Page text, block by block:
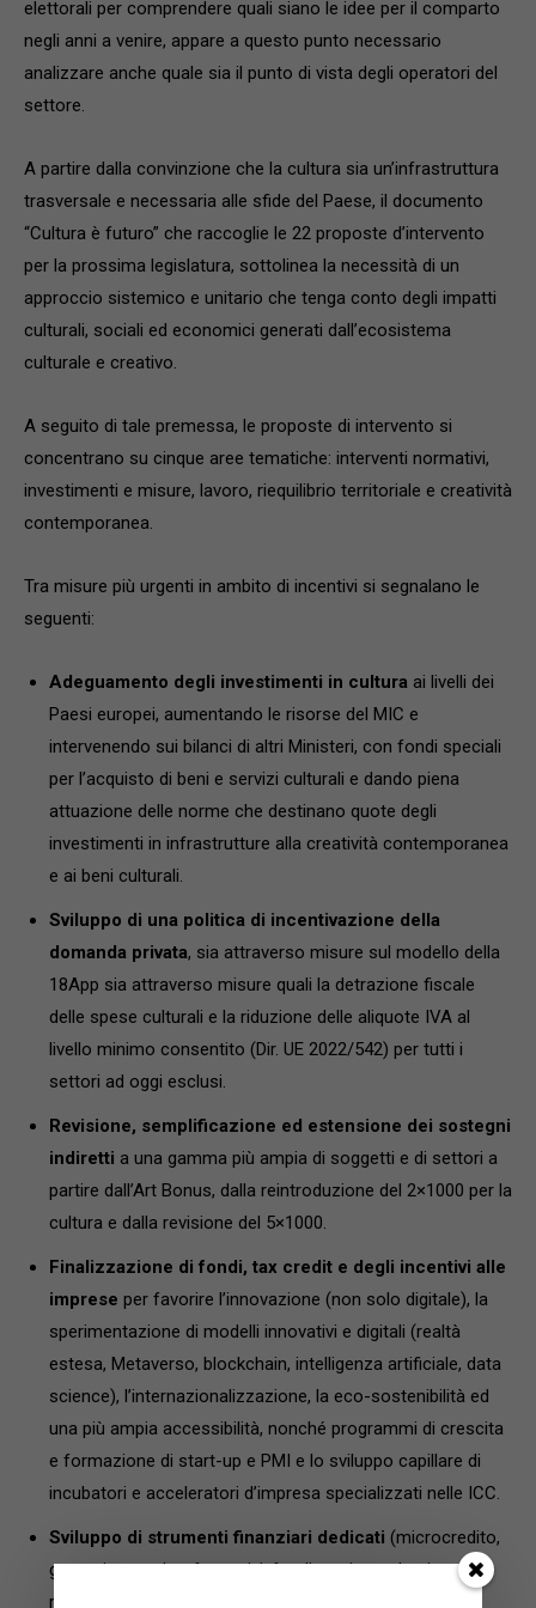
elettorali per comprendere quali siano le idee per il comparto
negli anni a venire, appare a questo punto necessario
analizzare anche quale sia il punto di vista degli operatori del
settore.
A partire dalla convinzione che la cultura sia un’infrastruttura
trasversale e necessaria alle sfide del Paese, il documento
“Cultura è futuro” che raccoglie le 22 proposte d’intervento
per la prossima legislatura, sottolinea la necessità di un
approccio sistemico e unitario che tenga conto degli impatti
culturali, sociali ed economici generati dall’ecosistema
culturale e creativo.
A seguito di tale premessa, le proposte di intervento si
concentrano su cinque aree tematiche: interventi normativi,
investimenti e misure, lavoro, riequilibrio territoriale e creatività
contemporanea.
Tra misure più urgenti in ambito di incentivi si segnalano le
seguenti:
Adeguamento degli investimenti in cultura ai livelli dei
Paesi europei, aumentando le risorse del MIC e
intervenendo sui bilanci di altri Ministeri, con fondi speciali
per l’acquisto di beni e servizi culturali e dando piena
attuazione delle norme che destinano quote degli
investimenti in infrastrutture alla creatività contemporanea
e ai beni culturali.
Sviluppo di una politica di incentivazione della
domanda privata, sia attraverso misure sul modello della
18App sia attraverso misure quali la detrazione fiscale
delle spese culturali e la riduzione delle aliquote IVA al
livello minimo consentito (Dir. UE 2022/542) per tutti i
settori ad oggi esclusi.
Revisione, semplificazione ed estensione dei sostegni
indiretti a una gamma più ampia di soggetti e di settori a
partire dall’Art Bonus, dalla reintroduzione del 2×1000 per la
cultura e dalla revisione del 5×1000.
Finalizzazione di fondi, tax credit e degli incentivi alle
imprese per favorire l’innovazione (non solo digitale), la
sperimentazione di modelli innovativi e digitali (realtà
estesa, Metaverso, blockchain, intelligenza artificiale, data
science), l’internazionalizzazione, la eco-sostenibilità ed
una più ampia accessibilità, nonché programmi di crescita
e formazione di start-up e PMI e lo sviluppo capillare di
incubatori e acceleratori d’impresa specializzati nelle ICC.
Sviluppo di strumenti finanziari dedicati (microcredito,
garanzie, voucher formativi, fondi corrispondenti, ecc.) e
rafforzamento di quelli esistenti.